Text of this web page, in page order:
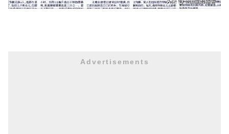
Advertisements